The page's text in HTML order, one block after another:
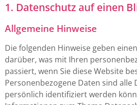
1. Datenschutz auf einen
Allgemeine Hinweise
Die folgenden Hinweise geben
darüber, was mit Ihren
passiert, wenn Sie diese Website
Personenbezogene Daten sind alle
persönlich identifiziert werden